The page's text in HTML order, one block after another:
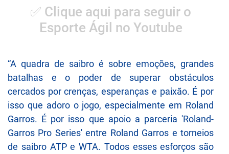
✅ Clique aqui para seguir o
Esporte Ágil no Youtube
“A quadra de saibro é sobre emoções, grandes
batalhas e o poder de superar obstáculos
cercados por crenças, esperanças e paixão. É por
isso que adoro o jogo, especialmente em Roland
Garros. É por isso que apoio a parceria 'Roland-
Garros Pro Series' entre Roland Garros e torneios
de saibro ATP e WTA. Todos esses esforços são